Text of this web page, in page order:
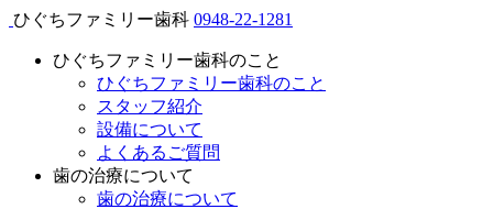
ひぐちファミリー歯科 0948-22-1281
ひぐちファミリー歯科のこと
ひぐちファミリー歯科のこと
スタッフ紹介
設備について
よくあるご質問
歯の治療について
歯の治療について